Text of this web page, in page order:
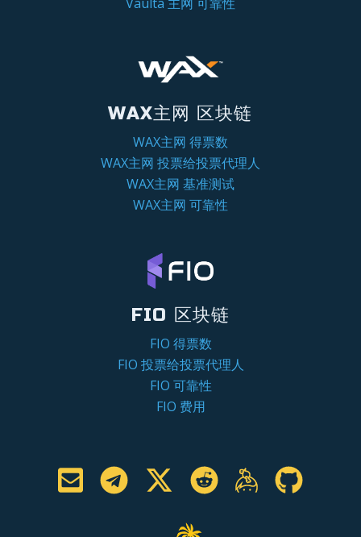
WAX主网 区块链
WAX主网 得票数
WAX主网 投票给投票代理人
WAX主网 基准测试
WAX主网 可靠性
FIO 区块链
FIO 得票数
FIO 投票给投票代理人
FIO 可靠性
FIO 费用